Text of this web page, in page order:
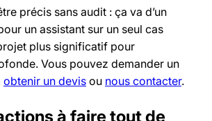
précis sans audit : ça va d’un
un assistant sur un seul cas
plus significatif pour
Vous pouvez demander un
obtenir un devis ou nous contacter.
à faire tout de